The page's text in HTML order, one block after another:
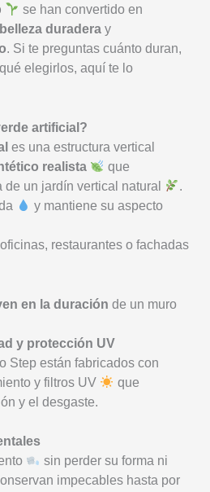
se han convertido en
belleza duraderay
. Si te preguntas cuánto duran,
elegirlos, aquí te lo
artificial?
es una estructura vertical
realista
que
un jardín vertical natural
.
y mantiene su aspecto
restaurantes o fachadas
en la duración de un muro
y protección UV
Step están fabricados con
y filtros UV
que
y el desgaste.
sin perder su forma ni
impecables hasta por